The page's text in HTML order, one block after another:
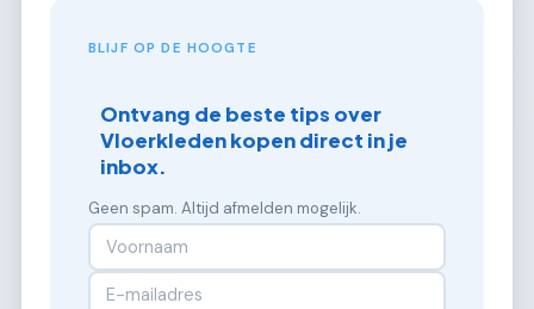
BLIJF OP DE HOOGTE
Ontvang de beste tips over
Vloerkleden kopen direct in je
inbox.
Geen spam. Altijd afmelden mogelijk.